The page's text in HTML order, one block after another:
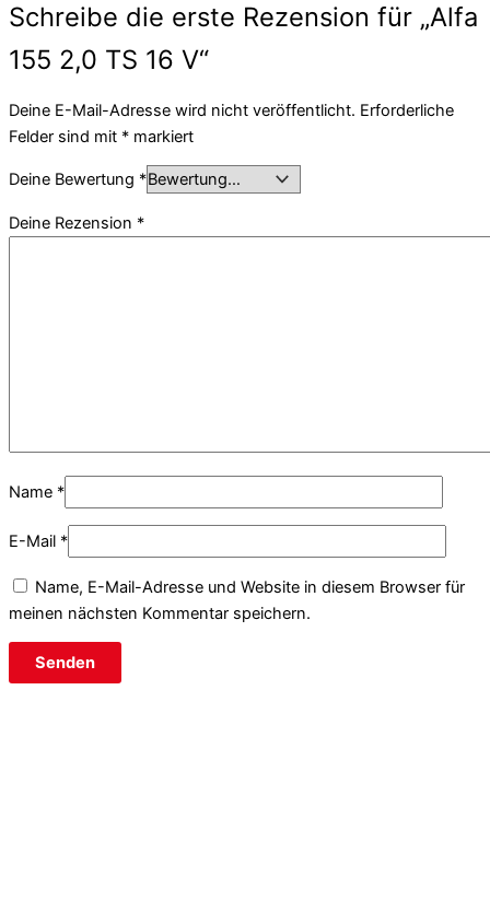
Schreibe die erste Rezension für „Alfa
155 2,0 TS 16 V“
Deine E-Mail-Adresse wird nicht veröffentlicht. Erforderliche
Felder sind mit * markiert
Deine Bewertung *
Deine Rezension *
Name *
E-Mail *
Name, E-Mail-Adresse und Website in diesem Browser für
meinen nächsten Kommentar speichern.